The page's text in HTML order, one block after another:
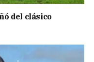
del clásico